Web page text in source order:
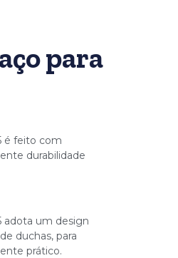
para
é feito com
durabilidade
adota um design
duchas, para
prático.